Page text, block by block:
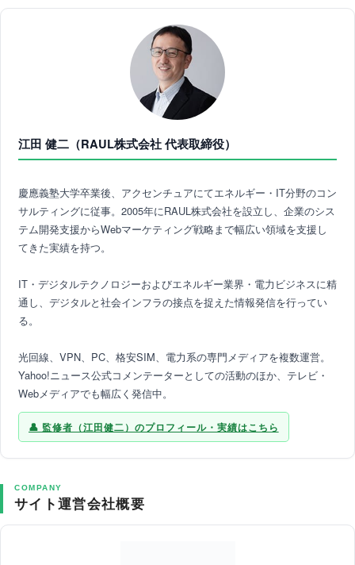
江田 健二（RAUL株式会社 代表取締役）
慶應義塾大学卒業後、アクセンチュアにてエネルギー・IT分野のコン
サルティングに従事。2005年にRAUL株式会社を設立し、企業のシス
テム開発支援からWebマーケティング戦略まで幅広い領域を支援し
てきた実績を持つ。
IT・デジタルテクノロジーおよびエネルギー業界・電力ビジネスに精
通し、デジタルと社会インフラの接点を捉えた情報発信を行ってい
る。
光回線、VPN、PC、格安SIM、電力系の専門メディアを複数運営。
Yahoo!ニュース公式コメンテーターとしての活動のほか、テレビ・
Webメディアでも幅広く発信中。
監修者（江田健二）のプロフィール・実績はこちら
COMPANY
サイト運営会社概要